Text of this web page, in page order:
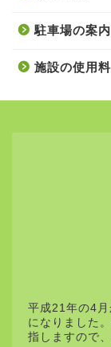
駐車場の案内
施設の使用料
平成21年の4
になりました
指しますので